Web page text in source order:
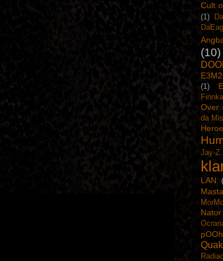
Cult
(1)
(10)
E3M2
(1)
Over
da
Jay-Z
LAN
Nator
pOOh